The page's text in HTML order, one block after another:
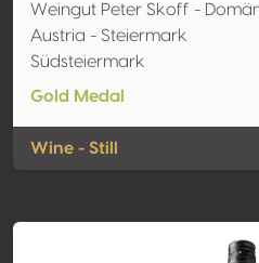
Weingut Peter Skoff -
Austria - Steiermark
Südsteiermark
Gold Medal
Wine - Still